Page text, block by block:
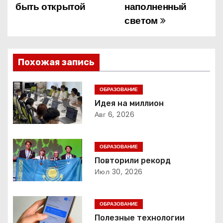
и
г
а
ц
и
я
п
наполненный
светом
быть открытой
Похожая запись
ОБРАЗОВАНИЕ
Идея на миллион
Авг 6, 2026
ОБРАЗОВАНИЕ
Повторили рекорд
Июл 30, 2026
ОБРАЗОВАНИЕ
Полезные технологии